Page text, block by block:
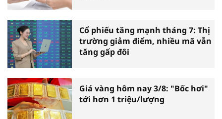
Cổ phiếu tăng mạnh tháng 7: Thị
trường giảm điểm, nhiều mã vẫn
tăng gấp đôi
Giá vàng hôm nay 3/8: "Bốc hơi"
tới hơn 1 triệu/lượng